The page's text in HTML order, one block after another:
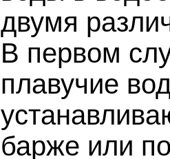
двумя
В первом
плавучие
барже или